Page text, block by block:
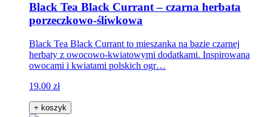
Black Tea Black Currant – czarna herbata
porzeczkowo-śliwkowa
Black Tea Black Currant to mieszanka na bazie czarnej
herbaty z owocowo-kwiatowymi dodatkami. Inspirowana
owocami i kwiatami polskich ogr…
19.00 zł
+ koszyk